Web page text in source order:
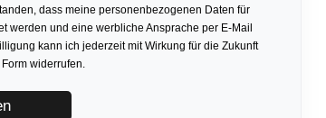
dass meine personenbezogenen Daten für
werden und eine werbliche Ansprache per E-Mail
kann ich jederzeit mit Wirkung für die Zukunft
widerrufen.